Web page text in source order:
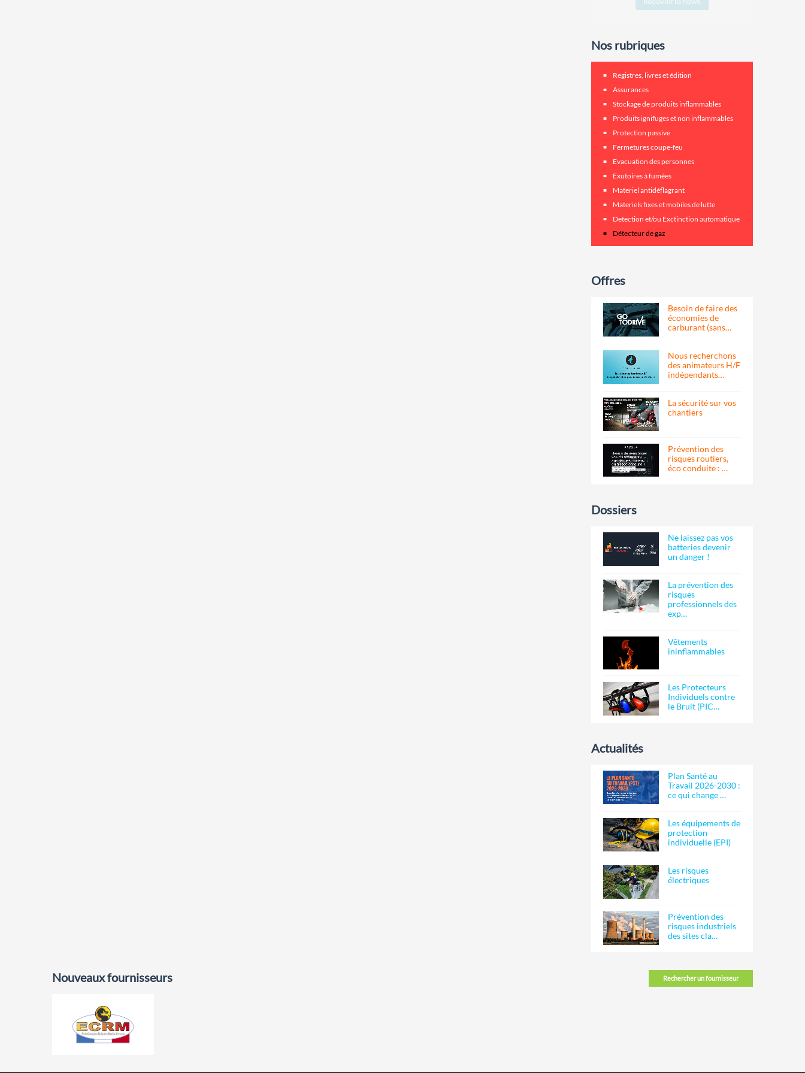
Nos rubriques
Registres, livres et édition
Assurances
Stockage de produits inflammables
Produits ignifuges et non inflammables
Protection passive
Fermetures coupe-feu
Evacuation des personnes
Exutoires à fumées
Materiel antidéflagrant
Materiels fixes et mobiles de lutte
Detection et/ou Exctinction automatique
Détecteur de gaz
Offres
Besoin de faire des
économies de
carburant (sans…
Nous recherchons
des animateurs H/F
indépendants…
La sécurité sur vos
chantiers
Prévention des
risques routiers,
éco conduite : …
Dossiers
Ne laissez pas vos
batteries devenir
un danger !
La prévention des
risques
professionnels des
exp…
Vêtements
ininflammables
Les Protecteurs
Individuels contre
le Bruit (PIC…
Actualités
Plan Santé au
Travail 2026-2030 :
ce qui change …
Les équipements de
protection
individuelle (EPI)
Les risques
électriques
Prévention des
risques industriels
des sites cla…
Rechercher un fournisseur
Nouveaux fournisseurs